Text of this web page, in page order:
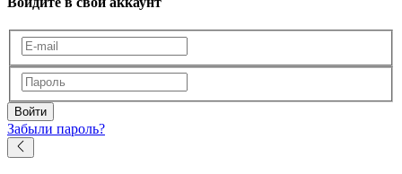
Войти
Забыли пароль?